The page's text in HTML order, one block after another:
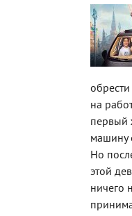
на
первый
машину
Но
этой
ничего